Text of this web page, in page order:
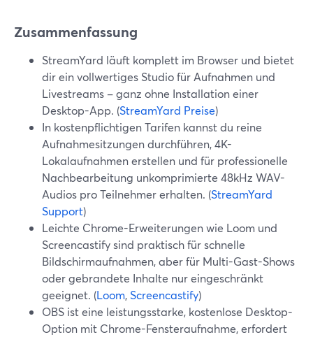
Zusammenfassung
StreamYard läuft komplett im Browser und bietet
dir ein vollwertiges Studio für Aufnahmen und
Livestreams – ganz ohne Installation einer
Desktop-App. (StreamYard Preise)
In kostenpflichtigen Tarifen kannst du reine
Aufnahmesitzungen durchführen, 4K-
Lokalaufnahmen erstellen und für professionelle
Nachbearbeitung unkomprimierte 48kHz WAV-
Audios pro Teilnehmer erhalten. (StreamYard
Support)
Leichte Chrome-Erweiterungen wie Loom und
Screencastify sind praktisch für schnelle
Bildschirmaufnahmen, aber für Multi-Gast-Shows
oder gebrandete Inhalte nur eingeschränkt
geeignet. (Loom,Screencastify)
OBS ist eine leistungsstarke, kostenlose Desktop-
Option mit Chrome-Fensteraufnahme, erfordert